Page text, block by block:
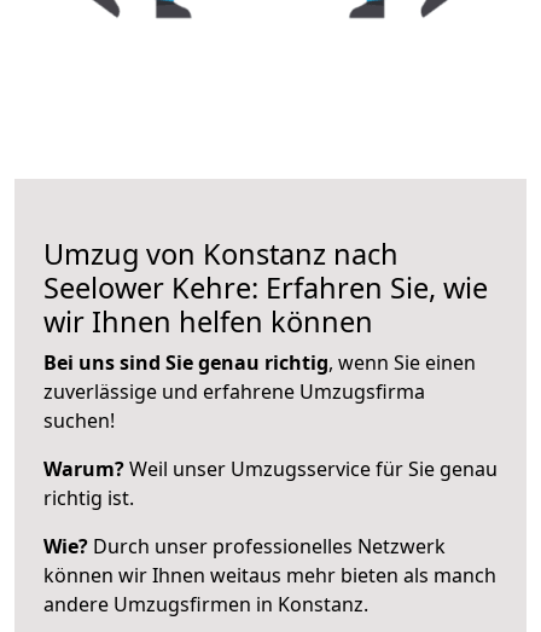
Umzug von Konstanz nach
Seelower Kehre: Erfahren Sie, wie
wir Ihnen helfen können
Bei uns sind Sie genau richtig, wenn Sie einen
zuverlässige und erfahrene Umzugsfirma
suchen!
Warum?Weil unser Umzugsservice für Sie genau
richtig ist.
Wie? Durch unser professionelles Netzwerk
können wir Ihnen weitaus mehr bieten als manch
andere Umzugsfirmen in Konstanz.